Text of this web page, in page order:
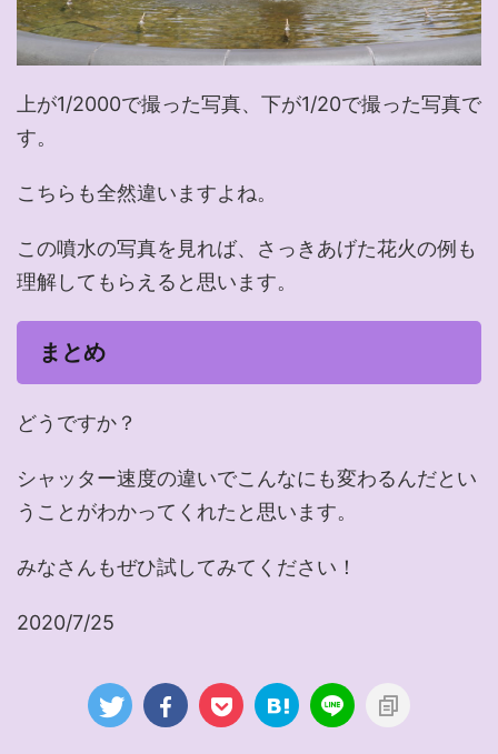
上が1/2000で撮った写真、下が1/20で撮った写真で
す。
こちらも全然違いますよね。
この噴水の写真を見れば、さっきあげた花火の例も
理解してもらえると思います。
まとめ
どうですか？
シャッター速度の違いでこんなにも変わるんだとい
うことがわかってくれたと思います。
みなさんもぜひ試してみてください！
2020/7/25